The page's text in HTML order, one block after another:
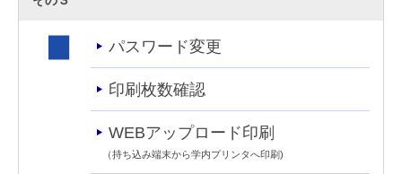
パスワード変更
印刷枚数確認
WEBアップロード印刷
（持ち込み端末から学内プリンタへ印刷)